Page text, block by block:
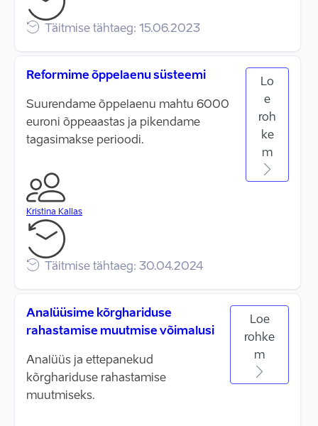
Täitmise tähtaeg: 15.06.2023
Reformime õppelaenu süsteemi
Suurendame õppelaenu mahtu 6000
euroni õppeaastas ja pikendame
tagasimakse perioodi.
Kristina Kallas
Täitmise tähtaeg: 30.04.2024
Lo
e
roh
ke
m
Analüüsime kõrghariduse
rahastamise muutmise võimalusi
Analüüs ja ettepanekud
kõrghariduse rahastamise
muutmiseks.
Loe
rohke
m